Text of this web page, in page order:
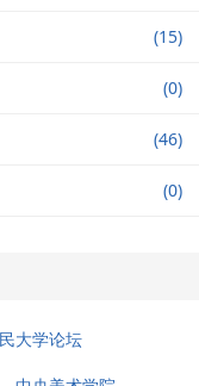
(15)
(0)
(46)
(0)
大学论坛